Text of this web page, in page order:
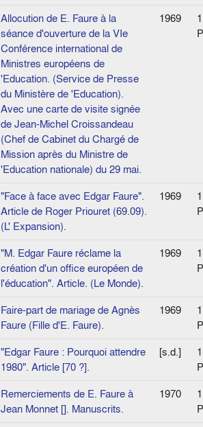
Allocution de E. Faure à la
séance d'ouverture de la VIe
Conférence international de
Ministres européens de
'Education. (Service de Presse
du Ministère de 'Education).
Avec une carte de visite signée
de Jean-Michel Croissandeau
(Chef de Cabinet du Chargé de
Mission après du Ministre de
'Education nationale) du 29 mai.
1969
1
"Face à face avec Edgar Faure".
Article de Roger Priouret (69.09).
(L' Expansion).
1969
1
"M. Edgar Faure réclame la
création d'un office européen de
l'éducation". Article. (Le Monde).
1969
1
Faire-part de mariage de Agnès
Faure (Fille d'E. Faure).
1969
1
"Edgar Faure : Pourquoi attendre
1980". Article [70 ?].
[s.d.]
1
Remerciements de E. Faure à
Jean Monnet []. Manuscrits.
1970
1